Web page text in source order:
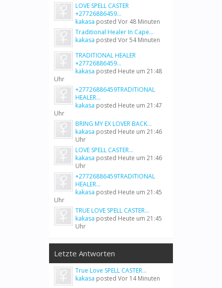
LOVE SPELL CASTER
+27726886459...
kakasa posted Vor 48 Minuten
Traditional Healer In Cape...
kakasa posted Vor 54 Minuten
TRADITIONAL HEALER
+27726886459...
kakasa posted Heute um 21:48
Uhr
+27726886459TRADITIONAL
HEALER...
kakasa posted Heute um 21:47
Uhr
BRING MY EX LOVER BACK...
kakasa posted Heute um 21:46
Uhr
LOVE SPELL CASTER...
kakasa posted Heute um 21:46
Uhr
+27726886459TRADITIONAL
HEALER...
kakasa posted Heute um 21:45
Uhr
TRUE LOVE SPELL CASTER...
kakasa posted Heute um 21:45
Uhr
Letzte Antworten
True Love SPELL CASTER...
kakasa posted Vor 14 Minuten